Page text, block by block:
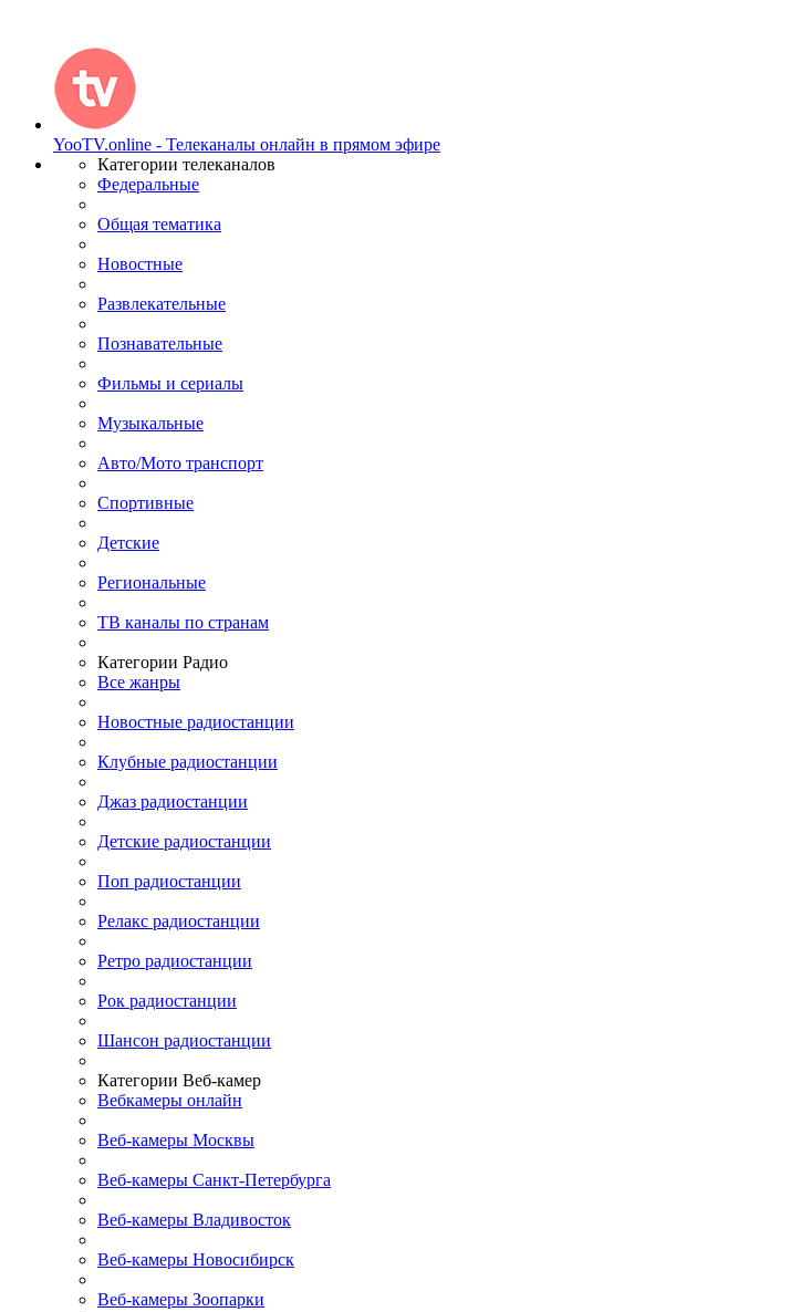
YooTV.online - Телеканалы онлайн в прямом эфире
Категории телеканалов
Федеральные
Общая тематика
Новостные
Развлекательные
Познавательные
Фильмы и сериалы
Музыкальные
Авто/Мото транспорт
Спортивные
Детские
Региональные
ТВ каналы по странам
Категории Радио
Все жанры
Новостные радиостанции
Клубные радиостанции
Джаз радиостанции
Детские радиостанции
Поп радиостанции
Релакс радиостанции
Ретро радиостанции
Рок радиостанции
Шансон радиостанции
Категории Веб-камер
Вебкамеры онлайн
Веб-камеры Москвы
Веб-камеры Санкт-Петербурга
Веб-камеры Владивосток
Веб-камеры Новосибирск
Веб-камеры Зоопарки